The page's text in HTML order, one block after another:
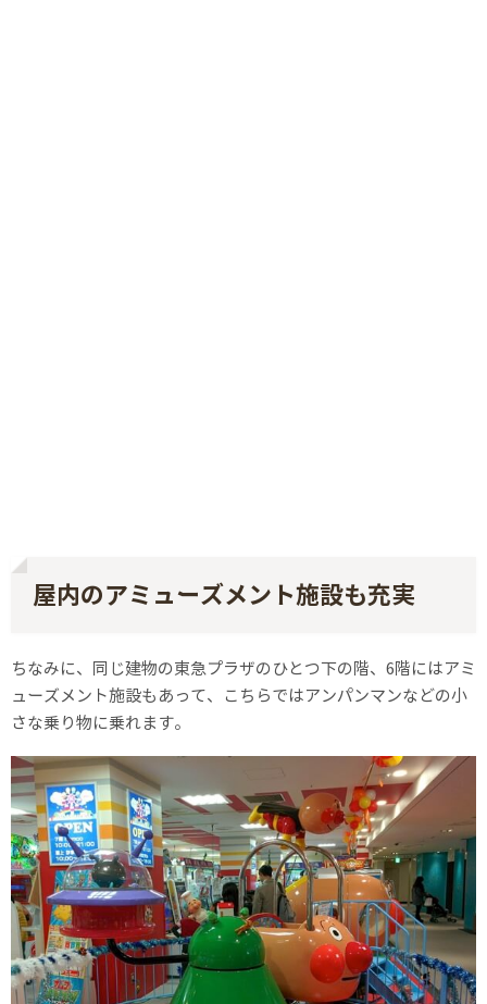
屋内のアミューズメント施設も充実
ちなみに、同じ建物の東急プラザのひとつ下の階、6階にはアミ
ューズメント施設もあって、こちらではアンパンマンなどの小
さな乗り物に乗れます。